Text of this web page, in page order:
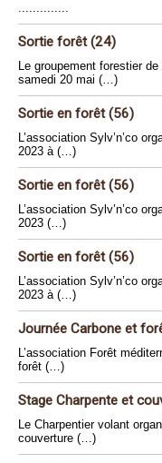
..............
Sortie forêt (24)
Le groupement forestier
samedi 20 mai (…)
Sortie en forêt (56)
L’association Sylv’n’co
2023 à (…)
Sortie en forêt (56)
L’association Sylv’n’co
2023 (…)
Sortie en forêt (56)
L’association Sylv’n’co
2023 à (…)
Journée Carbone et
L’association Forêt
forêt (…)
Stage Charpente et
Le Charpentier volant
couverture (…)